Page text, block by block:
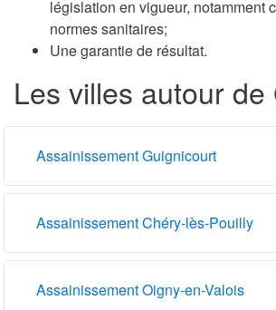
législation en vigueur, notamment
normes sanitaires;
Une garantie de résultat.
Les villes autour de
Assainissement Guignicourt
Assainissement Chéry-lès-Pouilly
Assainissement Oigny-en-Valois